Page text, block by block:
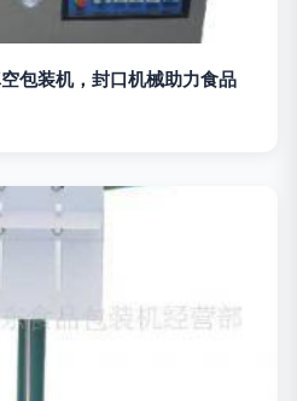
包装机，封口机械助力食品